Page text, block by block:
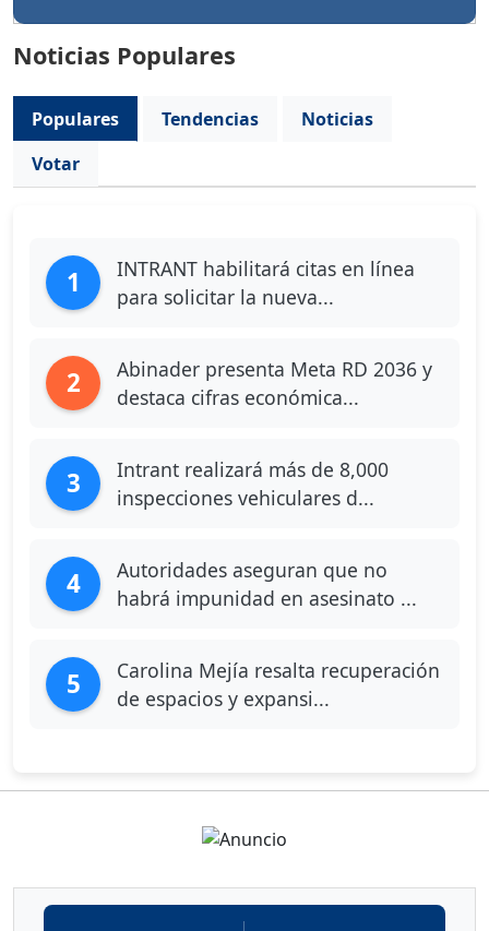
Noticias Populares
Populares Tendencias
Noticias
Votar
1
INTRANT habilitará citas en línea
para solicitar la nueva...
2
Abinader presenta Meta RD 2036 y
destaca cifras económica...
3
Intrant realizará más de 8,000
inspecciones vehiculares d...
4
Autoridades aseguran que no
habrá impunidad en asesinato ...
5
Carolina Mejía resalta recuperación
de espacios y expansi...